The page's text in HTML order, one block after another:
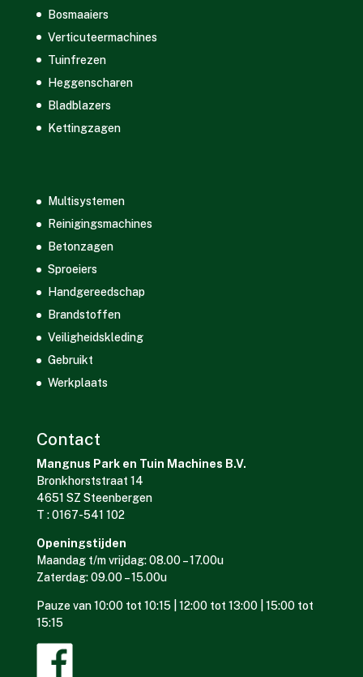
Bosmaaiers
Verticuteermachines
Tuinfrezen
Heggenscharen
Bladblazers
Kettingzagen
Multisystemen
Reinigingsmachines
Betonzagen
Sproeiers
Handgereedschap
Brandstoffen
Veiligheidskleding
Gebruikt
Werkplaats
Contact
Mangnus Park en Tuin Machines B.V.
Bronkhorststraat 14
4651 SZ Steenbergen
T : 0167-541 102
Openingstijden
Maandag t/m vrijdag: 08.00 – 17.00u
Zaterdag: 09.00 – 15.00u
Pauze van 10:00 tot 10:15 | 12:00 tot 13:00 | 15:00 tot
15:15